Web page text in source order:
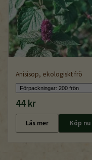
Anisisop, ekologiskt frö
44 kr
Läs mer Köp nu